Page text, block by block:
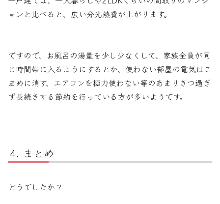
ョンと比べると、広い分光熱費が上がります。
ですので、お風呂の湯量を少し少なくして、家族全員が同
じ時間帯に入るようにするとか、使わない部屋の電気はこ
まめに消す、エアコンを極力使わない等のあまりきつ過ぎ
ず長続きする節約を行っている方が多いようです。
まとめ
どうでしたか？